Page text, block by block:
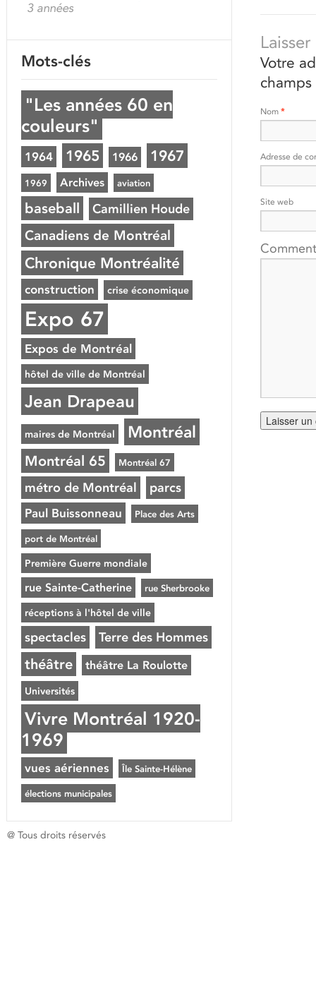
Votre
Nom *
Adresse de
Site web
3 années
Mots-clés
"Les années 60 en
couleurs"
1964 1965 1966 1967
1969 Archives aviation
baseball Camillien Houde
Canadiens de Montréal
Chronique Montréalité
construction crise économique
Expo 67
Expos de Montréal
hôtel de ville de Montréal
Jean Drapeau
maires de Montréal Montréal
Montréal 65 Montréal 67
métro de Montréal parcs
Paul Buissonneau Place des Arts
port de Montréal
Première Guerre mondiale
rue Sainte-Catherine rue Sherbrooke
réceptions à l'hôtel de ville
spectacles Terre des Hommes
théâtre théâtre La Roulotte
Universités
Vivre Montréal 1920-
1969
vues aériennes Île Sainte-Hélène
élections municipales
@ Tous droits réservés